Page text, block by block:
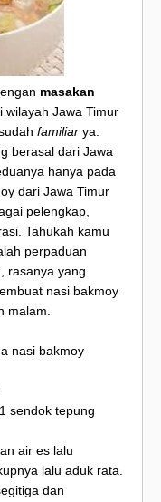
masakan
wilayah Jawa Timur
familiar ya.
berasal dari Jawa
hanya pada
dari Jawa Timur
pelengkap,
Tahukah kamu
perpaduan
rasanya yang
nasi bakmoy
malam.
nasi bakmoy
sendok tepung
air es lalu
lalu aduk rata.
dan